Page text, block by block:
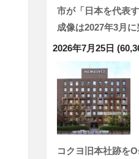
市が「日本を代表
成像は2027年3月に
2026年7月25日
コクヨ旧本社跡を